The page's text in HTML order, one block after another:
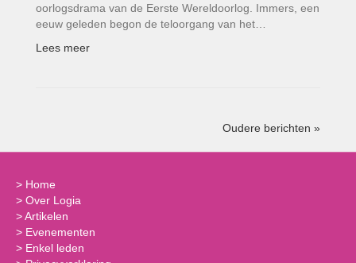
oorlogsdrama van de Eerste Wereldoorlog. Immers, een
eeuw geleden begon de teloorgang van het…
Lees meer
Oudere berichten »
> Home
> Over Logia
>Artikelen
> Evenementen
> Enkel leden